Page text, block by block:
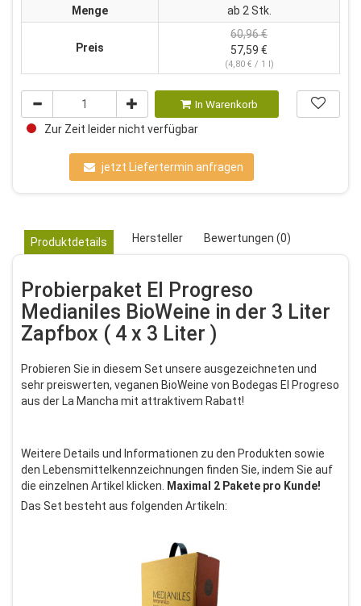
Menge ab 2 Stk.
Preis
60,96 €
57,59 €
(4,80 € / 1 l)
In Warenkorb
Zur Zeit leider nicht verfügbar
jetzt Liefertermin anfragen
Produktdetails Hersteller Bewertungen (0)
Probierpaket El Progreso
Medianiles BioWeine in der 3 Liter
Zapfbox ( 4 x 3 Liter )
Probieren Sie in diesem Set unsere ausgezeichneten und
sehr preiswerten, veganen BioWeine von Bodegas El Progreso
aus der La Mancha mit attraktivem Rabatt!
Weitere Details und Informationen zu den Produkten sowie
den Lebensmittelkennzeichnungen finden Sie, indem Sie auf
die einzelnen Artikel klicken. Maximal 2 Pakete pro Kunde!
Das Set besteht aus folgenden Artikeln: